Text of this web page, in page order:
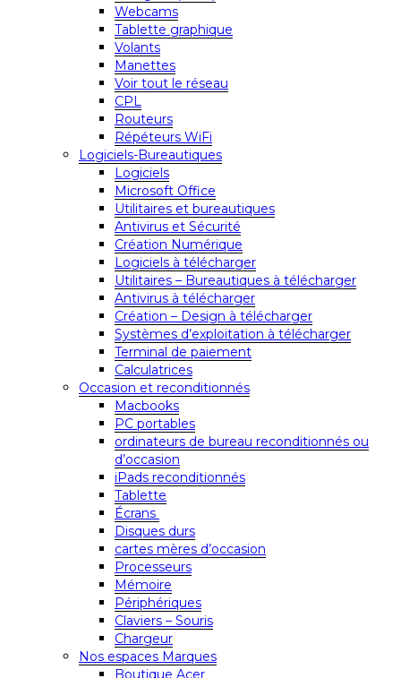
Webcams
Tablette graphique
Volants
Manettes
Voir tout le réseau
CPL
Routeurs
Répéteurs WiFi
Logiciels-Bureautiques
Logiciels
Microsoft Office
Utilitaires et bureautiques
Antivirus et Sécurité
Création Numérique
Logiciels à télécharger
Utilitaires – Bureautiques à télécharger
Antivirus à télécharger
Création – Design à télécharger
Systèmes d’exploitation à télécharger
Terminal de paiement
Calculatrices
Occasion et reconditionnés
Macbooks
PC portables
ordinateurs de bureau reconditionnés ou
d’occasion
iPads reconditionnés
Tablette
Écrans
Disques durs
cartes mères d’occasion
Processeurs
Mémoire
Périphériques
Claviers – Souris
Chargeur
Nos espaces Marques
Boutique Acer